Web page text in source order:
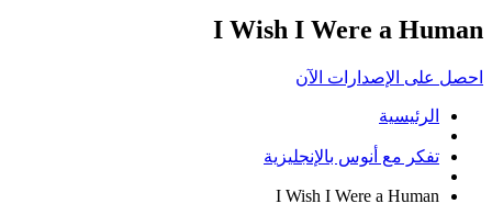
I Wish I Were a Human
احصل على الإصدارات الآن
الرئيسية
تفكر مع أنوس بالإنجليزية
I Wish I Were a Human